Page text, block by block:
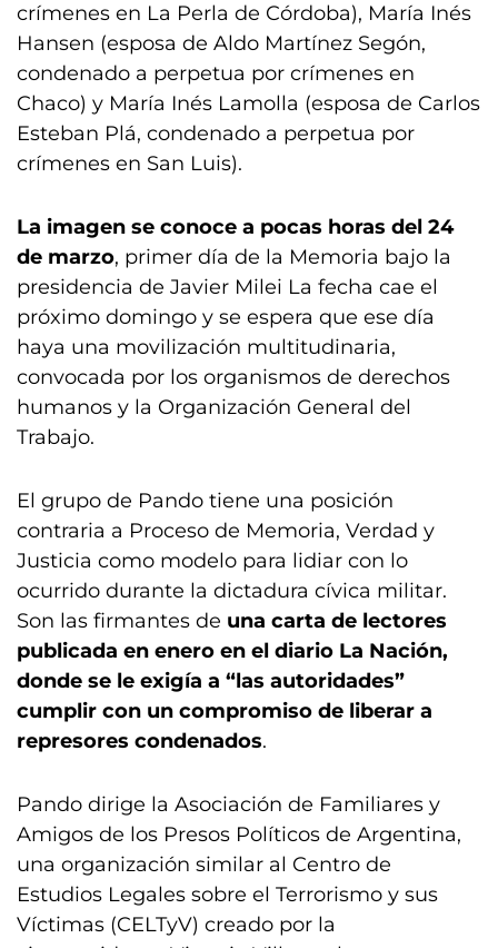
crímenes en La Perla de Córdoba), María Inés
Hansen (esposa de Aldo Martínez Segón,
condenado a perpetua por crímenes en
Chaco) y María Inés Lamolla (esposa de Carlos
Esteban Plá, condenado a perpetua por
crímenes en San Luis).
La imagen se conoce a pocas horas del 24
de marzo, primer día de la Memoria bajo la
presidencia de Javier Milei La fecha cae el
próximo domingo y se espera que ese día
haya una movilización multitudinaria,
convocada por los organismos de derechos
humanos y la Organización General del
Trabajo.
El grupo de Pando tiene una posición
contraria a Proceso de Memoria, Verdad y
Justicia como modelo para lidiar con lo
ocurrido durante la dictadura cívica militar.
Son las firmantes de una carta de lectores
publicada en enero en el diario La Nación,
donde se le exigía a “las autoridades”
cumplir con un compromiso de liberar a
represores condenados.
Pando dirige la Asociación de Familiares y
Amigos de los Presos Políticos de Argentina,
una organización similar al Centro de
Estudios Legales sobre el Terrorismo y sus
Víctimas (CELTyV) creado por la